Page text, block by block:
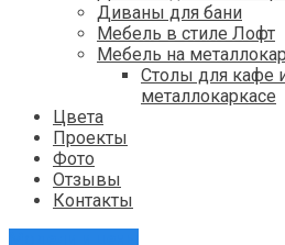
Диваны для бани
Мебель в стиле Лофт
Мебель на
Столы для кафе
металлокаркасе
Цвета
Проекты
Фото
Отзывы
Контакты